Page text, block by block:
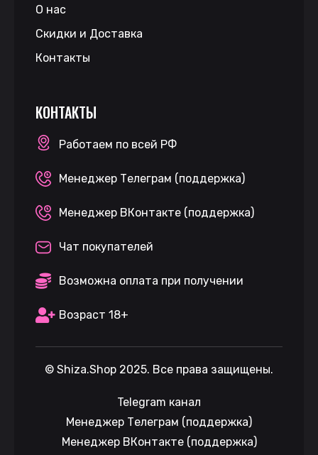
О нас
Скидки и Доставка
Контакты
КОНТАКТЫ
Работаем по всей РФ
Менеджер Телеграм (поддержка)
Менеджер ВКонтакте (поддержка)
Чат покупателей
Возможна оплата при получении
Возраст 18+
© Shiza.Shop 2025. Все права защищены.
Telegram канал
Менеджер Телеграм (поддержка)
Менеджер ВКонтакте (поддержка)